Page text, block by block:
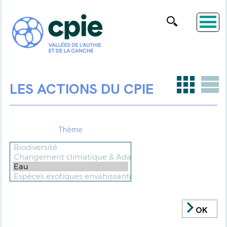
LES ACTIONS DU CPIE
Thème
OK